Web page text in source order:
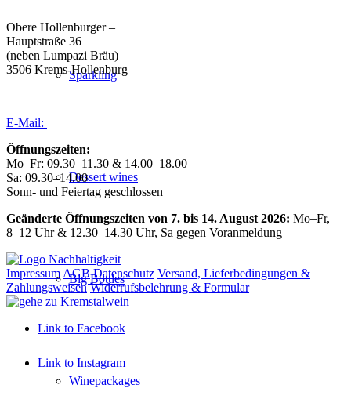
Sparkling
Dessert wines
Big Bottles
Winepackages
Obere Hollenburger –
Hauptstraße 36
(neben Lumpazi Bräu)
3506 Krems-Hollenburg
E-Mail:
Öffnungszeiten:
Mo–Fr: 09.30–11.30 & 14.00–18.00
Sa: 09.30–14.00
Sonn- und Feiertag geschlossen
Geänderte Öffnungszeiten von 7. bis 14. August 2026: Mo–Fr,
8–12 Uhr & 12.30–14.30 Uhr, Sa gegen Voranmeldung
Impressum AGB Datenschutz Versand, Lieferbedingungen &
Zahlungsweisen Widerrufsbelehrung & Formular
Link to Facebook
Link to Instagram